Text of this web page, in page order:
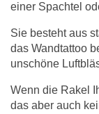
einer Spachtel
Sie besteht aus
das Wandtattoo
unschöne
Wenn die Rakel
das aber auch